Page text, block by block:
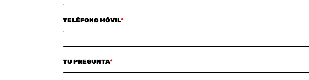
TELÉFONO MÓVIL*
TU PREGUNTA*